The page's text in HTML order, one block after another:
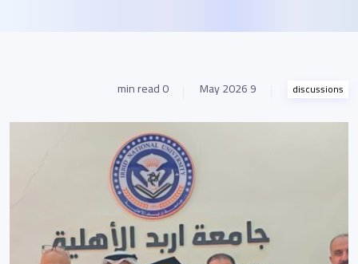
discussions
9 May 2026
0 min read